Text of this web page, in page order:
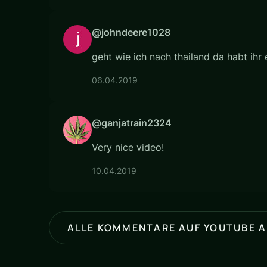
@johndeere1028
geht wie ich nach thailand da habt ihr
06.04.2019
@ganjatrain2324
Very nice video!
10.04.2019
ALLE KOMMENTARE AUF YOUTUBE